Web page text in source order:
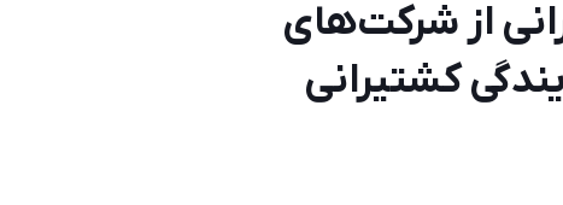
از شرکت‌های
کشتیرانی